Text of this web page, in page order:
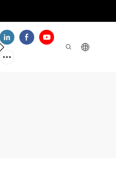
SOBRE NUESTRO EQUIPO